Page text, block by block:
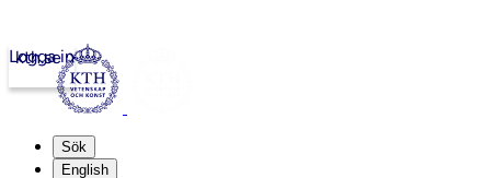
kth.se
Logga in
Sök
English